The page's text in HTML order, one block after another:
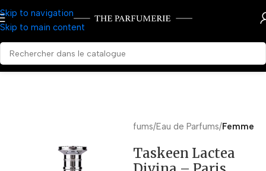
Skip to navigation
Skip to main content
Parfums Eau de Parfums Femme
Taskeen Lactea